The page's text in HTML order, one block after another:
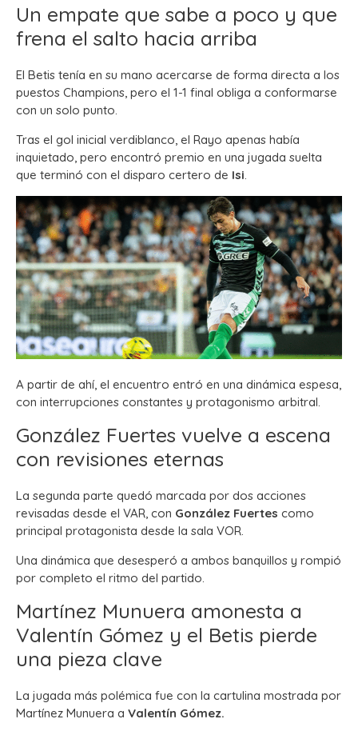
Un empate que sabe a poco y que
frena el salto hacia arriba
El Betis tenía en su mano acercarse de forma directa a los
puestos Champions, pero el 1-1 final obliga a conformarse
con un solo punto.
Tras el gol inicial verdiblanco, el Rayo apenas había
inquietado, pero encontró premio en una jugada suelta
que terminó con el disparo certero de Isi.
A partir de ahí, el encuentro entró en una dinámica espesa,
con interrupciones constantes y protagonismo arbitral.
González Fuertes vuelve a escena
con revisiones eternas
La segunda parte quedó marcada por dos acciones
revisadas desde el VAR, con González Fuertes como
principal protagonista desde la sala VOR.
Una dinámica que desesperó a ambos banquillos y rompió
por completo el ritmo del partido.
Martínez Munuera amonesta a
Valentín Gómez y el Betis pierde
una pieza clave
La jugada más polémica fue con la cartulina mostrada por
Martínez Munuera a Valentín Gómez.